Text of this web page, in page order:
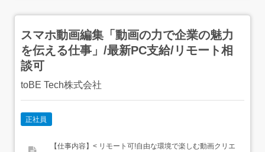
スマホ動画編集「動画の力で企業の魅力
を伝える仕事」/最新PC支給/リモート相
談可
toBE Tech株式会社
正社員
【仕事内容】< リモート可!自由な環境で楽しむ動画クリエ